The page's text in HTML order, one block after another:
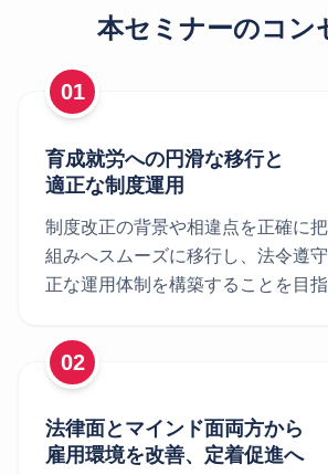
本セミナーのコン
01
育成就労への円滑な移行と
適正な制度運用
制度改正の背景や相違点を正確に
組みへスムーズに移行し、法令遵
正な運用体制を構築することを目指
02
法律面とマインド面両方から
雇用環境を改善、定着促進へ